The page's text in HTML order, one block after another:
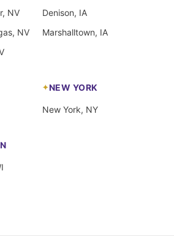
NV
NV
Denison, IA
Marshalltown, IA
NEW YORK
New York, NY